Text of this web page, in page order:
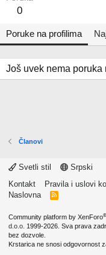
0
Poruke na profilima
Još uvek nema poruka
Članovi
Svetli stil
Srpski
Kontakt
Pravila i uslovi
Naslovna
R
Community platform by XenForo®
d.o.o. 1999-2026. Sva prava
bez dozvole.
Krstarica ne snosi odgovornost